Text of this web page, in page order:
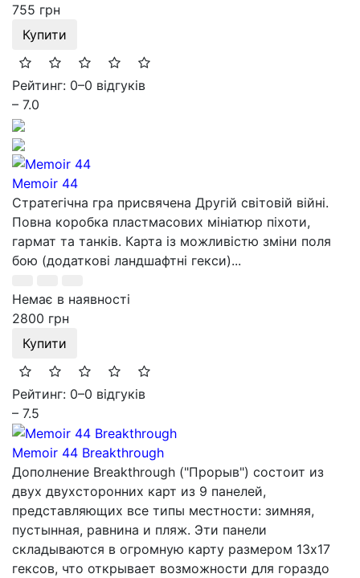
755 грн
Купити
Рейтинг: 0–0 відгуків
– 7.0
Memoir 44
Стратегічна гра присвячена Другій світовій війні.
Повна коробка пластмасових мініатюр піхоти,
гармат та танків. Карта із можливістю зміни поля
бою (додаткові ландшафтні гекси)...
Немає в наявності
2800 грн
Купити
Рейтинг: 0–0 відгуків
– 7.5
Memoir 44 Breakthrough
Дополнение Breakthrough ("Прорыв") состоит из
двух двухсторонних карт из 9 панелей,
представляющих все типы местности: зимняя,
пустынная, равнина и пляж. Эти панели
складываются в огромную карту размером 13x17
гексов, что открывает возможности для гораздо